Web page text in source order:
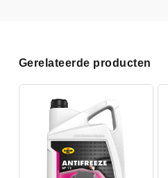
Gerelateerde producten